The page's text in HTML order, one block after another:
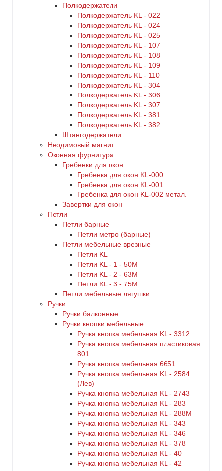
Полкодержатели
Полкодержатель KL - 022
Полкодержатель KL - 024
Полкодержатель KL - 025
Полкодержатель KL - 107
Полкодержатель KL - 108
Полкодержатель KL - 109
Полкодержатель KL - 110
Полкодержатель KL - 304
Полкодержатель KL - 306
Полкодержатель KL - 307
Полкодержатель KL - 381
Полкодержатель KL - 382
Штангодержатели
Неодимовый магнит
Оконная фурнитура
Гребенки для окон
Гребенка для окон KL-000
Гребенка для окон KL-001
Гребенка для окон KL-002 метал.
Завертки для окон
Петли
Петли барные
Петли метро (барные)
Петли мебельные врезные
Петли KL
Петли KL - 1 - 50M
Петли KL - 2 - 63M
Петли KL - 3 - 75M
Петли мебельные лягушки
Ручки
Ручки балконные
Ручки кнопки мебельные
Ручка кнопка мебельная KL - 3312
Ручка кнопка мебельная пластиковая
801
Ручка кнопка мебельная 6651
Ручка кнопка мебельная KL - 2584
(Лев)
Ручка кнопка мебельная KL - 2743
Ручка кнопка мебельная KL - 283
Ручка кнопка мебельная KL - 288M
Ручка кнопка мебельная KL - 343
Ручка кнопка мебельная KL - 346
Ручка кнопка мебельная KL - 378
Ручка кнопка мебельная KL - 40
Ручка кнопка мебельная KL - 42